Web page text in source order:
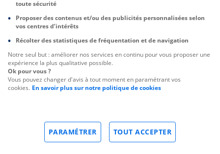
toute sécurité
Proposer des contenus et/ou des publicités personnalisées selon
vos centres d’intérêts
Récolter des statistiques de fréquentation et de navigation
Notre seul but : améliorer nos services en continu pour vous proposer une
expérience la plus qualitative possible.
Ok pour vous ?
Vous pouvez changer d'avis à tout moment en paramétrant vos
cookies. En savoir plus sur notre politique de cookies
TOUT ACCEPTER
PARAMÉTRER